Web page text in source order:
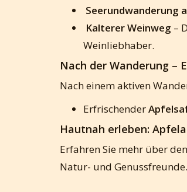
Seerundwanderung
Kalterer Weinweg –
Weinliebhaber.
Nach der Wanderung –
Nach einem aktiven
Erfrischender
Hautnah erleben:
Erfahren Sie mehr über den
Natur- und Genussfreunde.